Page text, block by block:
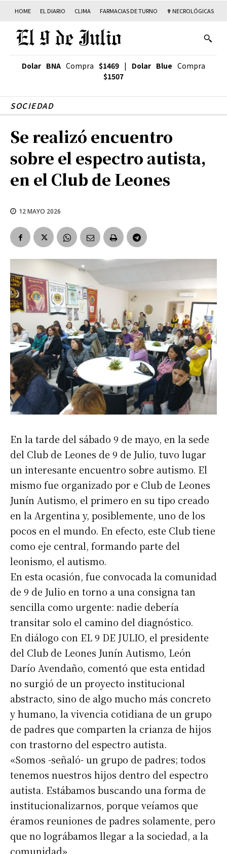
HOME EL DIARIO CLIMA FARMACIAS DE TURNO ✟ NECROLÓGICAS
Dolar BNA Compra $1469 | Dolar Blue Compra
$1507
SOCIEDAD
Se realizó encuentro
sobre el espectro autista,
en el Club de Leones
12 MAYO 2026
En la tarde del sábado 9 de mayo, en la sede
del Club de Leones de 9 de Julio, tuvo lugar
un interesante encuentro sobre autismo. El
mismo fue organizado por e Club de Leones
Junín Autismo, el primero en su tipo creado
en la Argentina y, posiblemente, uno de los
pocos en el mundo. En efecto, este Club tiene
como eje central, formando parte del
leonismo, el autismo.
En esta ocasión, fue convocada la comunidad
de 9 de Julio en torno a una consigna tan
sencilla como urgente: nadie debería
transitar solo el camino del diagnóstico.
En diálogo con EL 9 DE JULIO, el presidente
del Club de Leones Junín Autismo, León
Darío Avendaño, comentó que esta entidad
no surgió de un proyecto institucional
abstracto, sino de algo mucho más concreto
y humano, la vivencia cotidiana de un grupo
de padres que comparten la crianza de hijos
con trastorno del espectro autista.
«Somos -señaló- un grupo de padres; todos
tenemos nuestros hijos dentro del espectro
autista. Estábamos buscando una forma de
institucionalizarnos, porque veíamos que
éramos reuniones de padres solamente, pero
que no lográbamos llegar a la sociedad, a la
comunidad».